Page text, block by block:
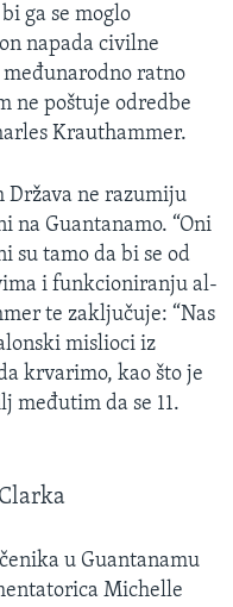
ga se moglo
napada civilne
ratno
ne poštuje odredbe
Krauthammer.
ne razumiju
na Guantanamo. “Oni
su tamo da bi se od
i funkcioniranju al-
te zaključuje: “Nas
mislioci iz
krvarimo, kao što je
međutim da se 11.
u Guantanamu
Michelle